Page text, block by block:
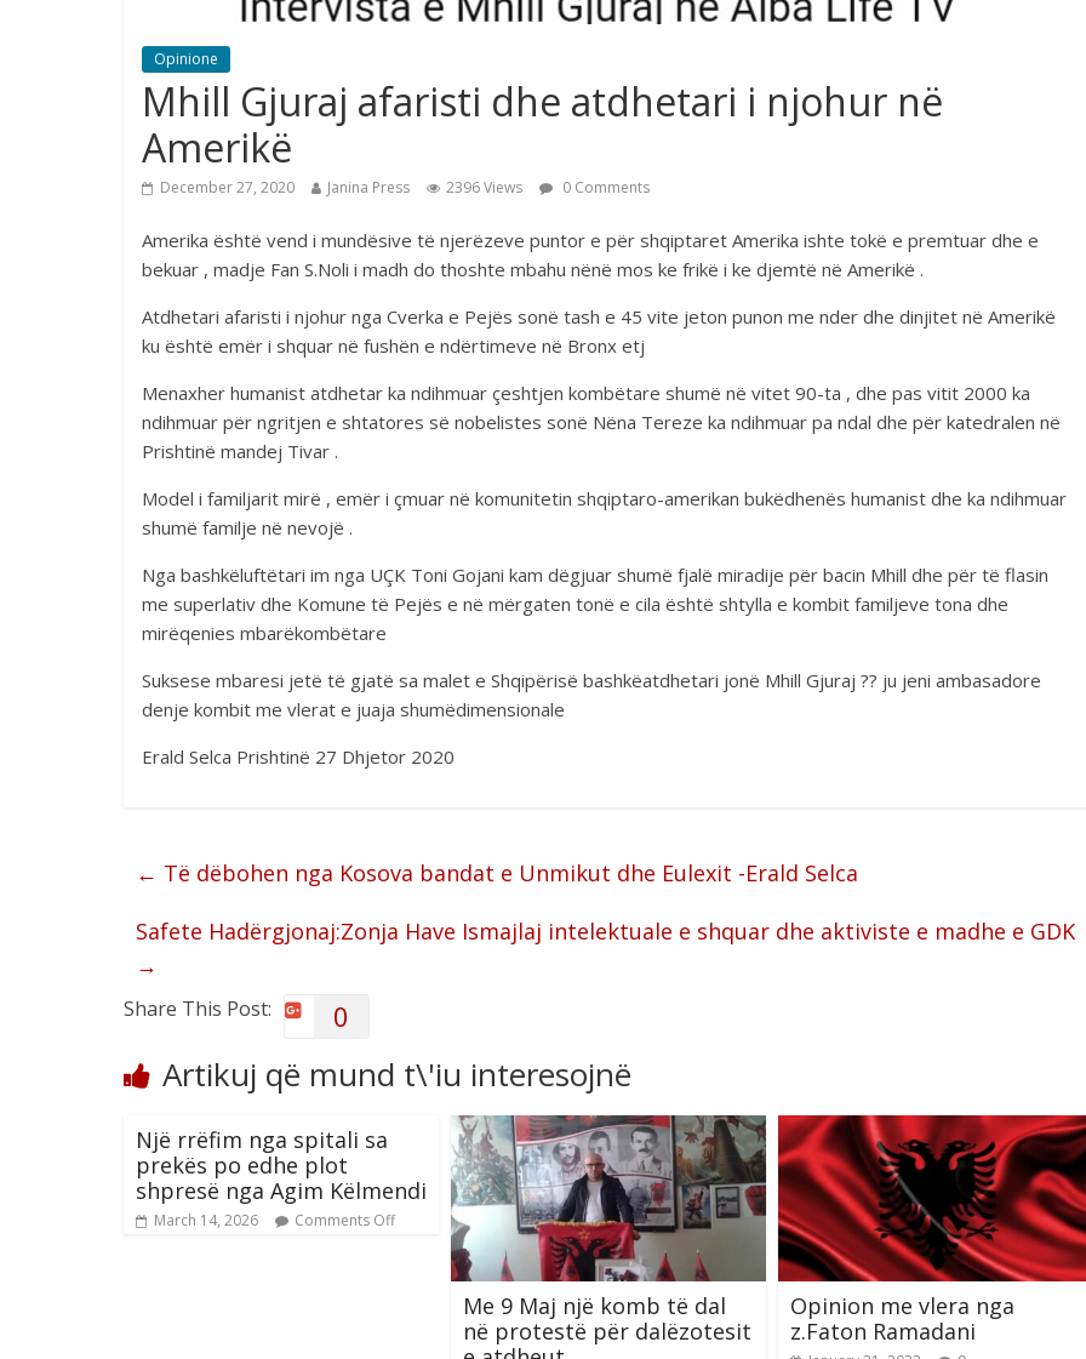
Opinione
Mhill Gjuraj afaristi dhe atdhetari i njohur në
Amerikë
December 27, 2020 Janina Press 2396 Views 0 Comments
Amerika është vend i mundësive të njerëzeve puntor e për shqiptaret Amerika ishte tokë e premtuar dhe e
bekuar , madje Fan S.Noli i madh do thoshte mbahu nënë mos ke frikë i ke djemtë në Amerikë .
Atdhetari afaristi i njohur nga Cverka e Pejës sonë tash e 45 vite jeton punon me nder dhe dinjitet në Amerikë
ku është emër i shquar në fushën e ndërtimeve në Bronx etj
Menaxher humanist atdhetar ka ndihmuar çeshtjen kombëtare shumë në vitet 90-ta , dhe pas vitit 2000 ka
ndihmuar për ngritjen e shtatores së nobelistes sonë Nëna Tereze ka ndihmuar pa ndal dhe për katedralen në
Prishtinë mandej Tivar .
Model i familjarit mirë , emër i çmuar në komunitetin shqiptaro-amerikan bukëdhenës humanist dhe ka ndihmuar
shumë familje në nevojë .
Nga bashkëluftëtari im nga UÇK Toni Gojani kam dëgjuar shumë fjalë miradije për bacin Mhill dhe për të flasin
me superlativ dhe Komune të Pejës e në mërgaten tonë e cila është shtylla e kombit familjeve tona dhe
mirëqenies mbarëkombëtare
Suksese mbaresi jetë të gjatë sa malet e Shqipërisë bashkëatdhetari jonë Mhill Gjuraj ?? ju jeni ambasadore
denje kombit me vlerat e juaja shumëdimensionale
Erald Selca Prishtinë 27 Dhjetor 2020
← Të dëbohen nga Kosova bandat e Unmikut dhe Eulexit -Erald Selca
Safete Hadërgjonaj:Zonja Have Ismajlaj intelektuale e shquar dhe aktiviste e madhe e GDK
→
Share This Post: 0
Artikuj që mund t\'iu interesojnë
Një rrëfim nga spitali sa
prekës po edhe plot
shpresë nga Agim Këlmendi
March 14, 2026 Comments Off
Me 9 Maj një komb të dal
në protestë për dalëzotesit
Opinion me vlera nga
z.Faton Ramadani